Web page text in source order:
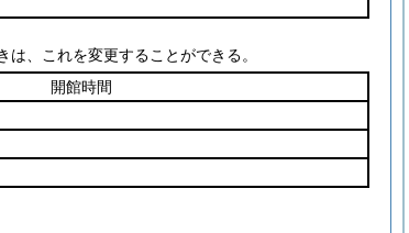
、これを変更することができる。
開館時間